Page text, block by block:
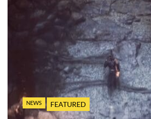
NEWS FEATURED